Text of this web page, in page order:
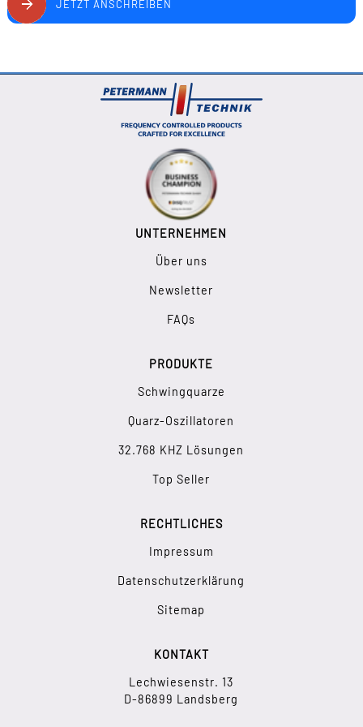
JETZT ANSCHREIBEN
UNTERNEHMEN
Über uns
Newsletter
FAQs
PRODUKTE
Schwingquarze
Quarz-Oszillatoren
32.768 KHZ Lösungen
Top Seller
RECHTLICHES
Impressum
Datenschutzerklärung
Sitemap
KONTAKT
Lechwiesenstr. 13
D-86899 Landsberg